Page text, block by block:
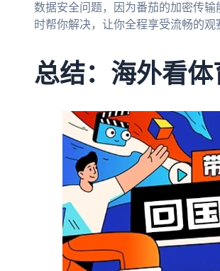
数据安全问题，因为番茄的加密传
时帮你解决，让你全程享受流畅的观
总结：海外看